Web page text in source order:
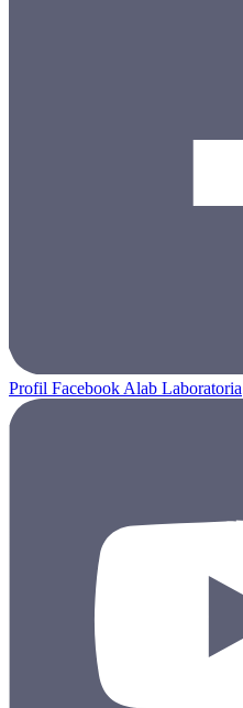
Profil Facebook Alab Laboratoria